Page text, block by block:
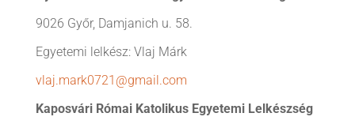
9026 Győr, Damjanich u. 58.
Egyetemi lelkész: Vlaj Márk
vlaj.mark0721@gmail.com
Kaposvári Római Katolikus Egyetemi Lelkészség